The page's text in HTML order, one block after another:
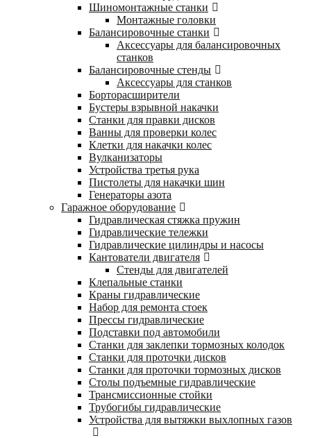
Шиномонтажные станки
Монтажные головки
Балансировочные станки
Аксессуары для балансировочных
станков
Балансировочные стенды
Аксессуары для станков
Борторасширители
Бустеры взрывной накачки
Станки для правки дисков
Ванны для проверки колес
Клетки для накачки колес
Вулканизаторы
Устройства третья рука
Пистолеты для накачки шин
Генераторы азота
Гаражное оборудование
Гидравлическая стяжка пружин
Гидравлические тележки
Гидравлические цилиндры и насосы
Кантователи двигателя
Стенды для двигателей
Клепальные станки
Краны гидравлические
Набор для ремонта стоек
Прессы гидравлические
Подставки под автомобили
Станки для заклепки тормозных колодок
Станки для проточки дисков
Станки для проточки тормозных дисков
Столы подъемные гидравлические
Трансмиссионные стойки
Трубогибы гидравлические
Устройства для вытяжки выхлопных газов